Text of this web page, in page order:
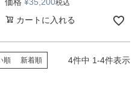
価格 ¥35,200税込
カートに入れる
順 新着順 4件中 1-4件表示